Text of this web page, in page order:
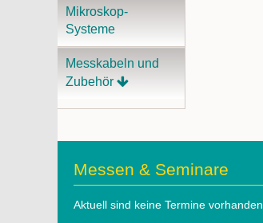
Mikroskop-
Systeme
Messkabeln und
Zubehör
Messen & Seminare
Aktuell sind keine Termine vorhanden.